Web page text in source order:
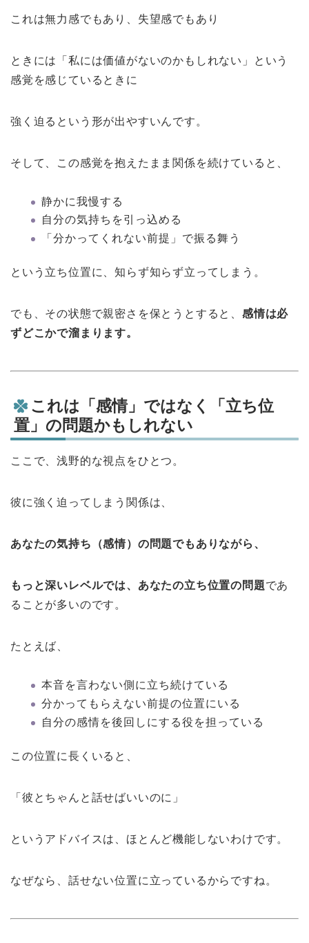
これは無力感でもあり、失望感でもあり
ときには「私には価値がないのかもしれない」という
感覚を感じているときに
強く迫るという形が出やすいんです。
そして、この感覚を抱えたまま関係を続けていると、
静かに我慢する
自分の気持ちを引っ込める
「分かってくれない前提」で振る舞う
という立ち位置に、知らず知らず立ってしまう。
でも、その状態で親密さを保とうとすると、 感情は必
ずどこかで溜まります。
これは「感情」ではなく「立ち位
置」の問題かもしれない
ここで、浅野的な視点をひとつ。
彼に強く迫ってしまう関係は、
あなたの気持ち（感情）の問題でもありながら、
もっと深いレベルでは、あなたの立ち位置の問題であ
ることが多いのです。
たとえば、
本音を言わない側に立ち続けている
分かってもらえない前提の位置にいる
自分の感情を後回しにする役を担っている
この位置に長くいると、
「彼とちゃんと話せばいいのに」
というアドバイスは、ほとんど機能しないわけです。
なぜなら、話せない位置に立っているからですね。